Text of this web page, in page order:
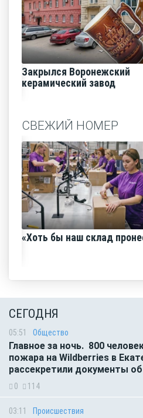
Закрылся Воронежский
керамический завод
СВЕЖИЙ НОМЕР
«Хоть бы наш склад
СЕГОДНЯ
05:51 Общество
Главное за ночь. 800
пожара на Wildberries в
рассекретили документы
0 114
03:11 Происшествия